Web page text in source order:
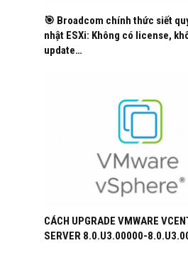
🎯 Broadcom chính thức siết
nhật ESXi: Không có license,
update…
CÁCH UPGRADE VMWARE
SERVER 8.0.U3.00000-